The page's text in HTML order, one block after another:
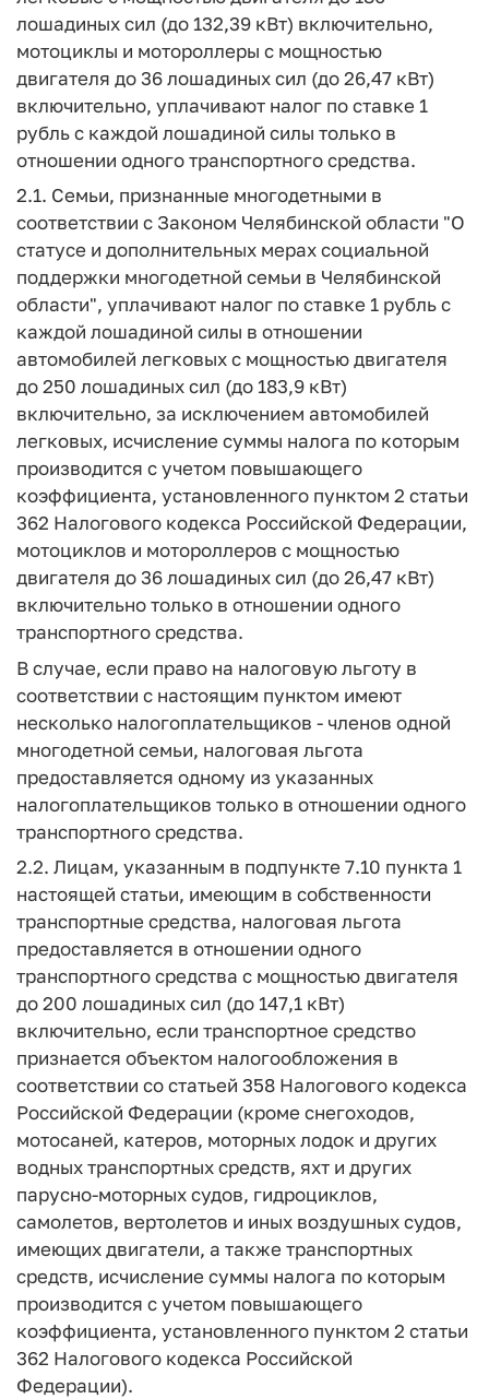
лошадиных сил (до 132,39 кВт) включительно,
мотоциклы и мотороллеры с мощностью
двигателя до 36 лошадиных сил (до 26,47 кВт)
включительно, уплачивают налог по ставке 1
рубль с каждой лошадиной силы только в
отношении одного транспортного средства.
2.1. Семьи, признанные многодетными в
соответствии с Законом Челябинской области "О
статусе и дополнительных мерах социальной
поддержки многодетной семьи в Челябинской
области", уплачивают налог по ставке 1 рубль с
каждой лошадиной силы в отношении
автомобилей легковых с мощностью двигателя
до 250 лошадиных сил (до 183,9 кВт)
включительно, за исключением автомобилей
легковых, исчисление суммы налога по которым
производится с учетом повышающего
коэффициента, установленного пунктом 2 статьи
362 Налогового кодекса Российской Федерации,
мотоциклов и мотороллеров с мощностью
двигателя до 36 лошадиных сил (до 26,47 кВт)
включительно только в отношении одного
транспортного средства.
В случае, если право на налоговую льготу в
соответствии с настоящим пунктом имеют
несколько налогоплательщиков - членов одной
многодетной семьи, налоговая льгота
предоставляется одному из указанных
налогоплательщиков только в отношении одного
транспортного средства.
2.2. Лицам, указанным в подпункте 7.10 пункта 1
настоящей статьи, имеющим в собственности
транспортные средства, налоговая льгота
предоставляется в отношении одного
транспортного средства с мощностью двигателя
до 200 лошадиных сил (до 147,1 кВт)
включительно, если транспортное средство
признается объектом налогообложения в
соответствии со статьей 358 Налогового кодекса
Российской Федерации (кроме снегоходов,
мотосаней, катеров, моторных лодок и других
водных транспортных средств, яхт и других
парусно-моторных судов, гидроциклов,
самолетов, вертолетов и иных воздушных судов,
имеющих двигатели, а также транспортных
средств, исчисление суммы налога по которым
производится с учетом повышающего
коэффициента, установленного пунктом 2 статьи
362 Налогового кодекса Российской
Федерации).